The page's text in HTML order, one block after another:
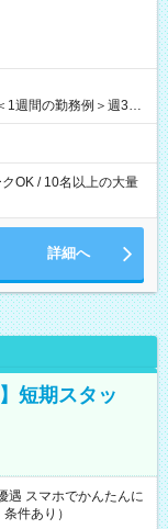
1週間の勤務例＞週3回
お仕事
OK / 10名以上の大量
詳細へ
短期スタッ
スマホでかんたんに
件あり）